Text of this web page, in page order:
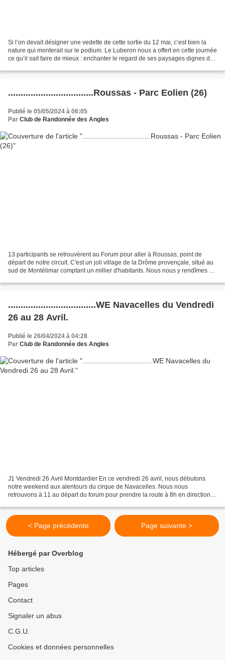
Si l’on devait désigner une vedette de cette sortie du 12 mai, c’est bien la
nature qui monterait sur le podium. Le Luberon nous a offert en cette journée
ce qu’il sait faire de mieux : enchanter le regard de ses paysages dignes de
..................................Roussas - Parc Eolien (26)
Publié le 05/05/2024 à 06:05
Par Club de Randonnée des Angles
13 participants se retrouvèrent au Forum pour aller à Roussas, point de
départ de notre circuit. C'est un joli village de la Drôme provençale, situé au
sud de Montélimar comptant un millier d'habitants. Nous nous y rendîmes en
...................................WE Navacelles du Vendredi
26 au 28 Avril.
Publié le 26/04/2024 à 04:28
Par Club de Randonnée des Angles
J1 Vendredi 26 Avril Montdardier En ce vendredi 26 avril, nous débutons
notre weekend aux alentours du cirque de Navacelles. Nous nous
retrouvons à 11 au départ du forum pour prendre la route à 8h en direction
< Page précédente Page suivante >
Hébergé par Overblog
Top articles
Pages
Contact
Signaler un abus
C.G.U.
Cookies et données personnelles